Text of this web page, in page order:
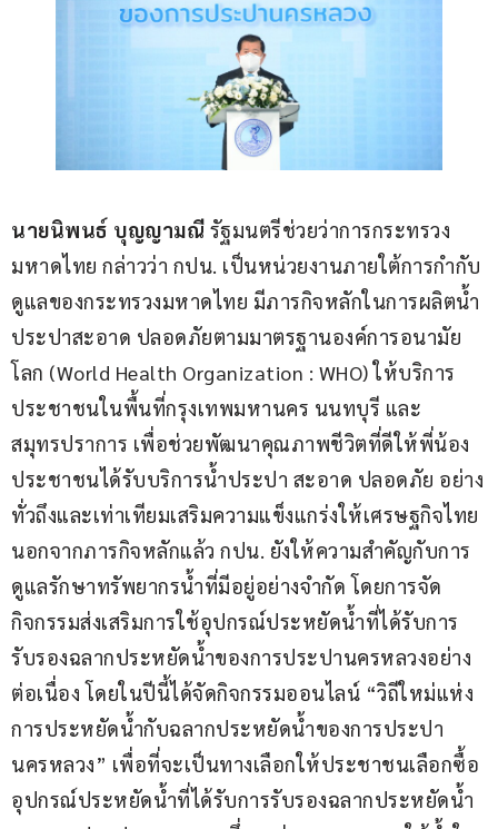
นายนิพนธ์ บุญญามณี รัฐมนตรีช่วยว่าการกระทรวง
มหาดไทย กล่าวว่า กปน. เป็นหน่วยงานภายใต้การกำกับ
ดูแลของกระทรวงมหาดไทย มีภารกิจหลักในการผลิตน้ำ
ประปาสะอาด ปลอดภัยตามมาตรฐานองค์การอนามัย
โลก (World Health Organization : WHO) ให้บริการ
ประชาชนในพื้นที่กรุงเทพมหานคร นนทบุรี และ
สมุทรปราการ เพื่อช่วยพัฒนาคุณภาพชีวิตที่ดีให้พี่น้อง
ประชาชนได้รับบริการน้ำประปา สะอาด ปลอดภัย อย่าง
ทั่วถึงและเท่าเทียมเสริมความแข็งแกร่งให้เศรษฐกิจไทย
นอกจากภารกิจหลักแล้ว กปน. ยังให้ความสำคัญกับการ
ดูแลรักษาทรัพยากรน้ำที่มีอยู่อย่างจำกัด โดยการจัด
กิจกรรมส่งเสริมการใช้อุปกรณ์ประหยัดน้ำที่ได้รับการ
รับรองฉลากประหยัดน้ำของการประปานครหลวงอย่าง
ต่อเนื่อง โดยในปีนี้ได้จัดกิจกรรมออนไลน์ “วิถีใหม่แห่ง
การประหยัดน้ำกับฉลากประหยัดน้ำของการประปา
นครหลวง” เพื่อที่จะเป็นทางเลือกให้ประชาชนเลือกซื้อ
อุปกรณ์ประหยัดน้ำที่ได้รับการรับรองฉลากประหยัดน้ำ